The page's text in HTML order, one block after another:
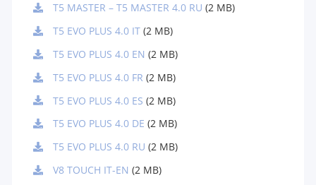
T5 MASTER – T5 MASTER 4.0 RU (2 MB)
T5 EVO PLUS 4.0 IT (2 MB)
T5 EVO PLUS 4.0 EN (2 MB)
T5 EVO PLUS 4.0 FR (2 MB)
T5 EVO PLUS 4.0 ES (2 MB)
T5 EVO PLUS 4.0 DE (2 MB)
T5 EVO PLUS 4.0 RU (2 MB)
V8 TOUCH IT-EN (2 MB)